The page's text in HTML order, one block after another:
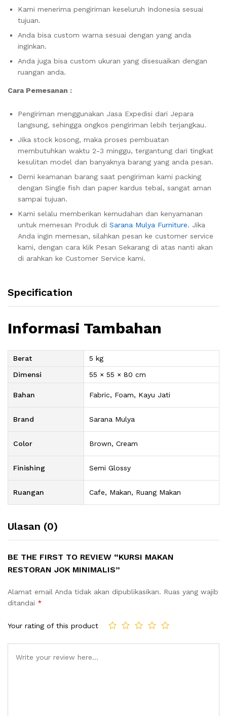
Kami menerima pengiriman keseluruh Indonesia sesuai
tujuan.
Anda bisa custom warna sesuai dengan yang anda
inginkan.
Anda juga bisa custom ukuran yang disesuaikan dengan
ruangan anda.
Cara Pemesanan :
Pengiriman menggunakan Jasa Expedisi dari Jepara
langsung, sehingga ongkos pengiriman lebih terjangkau.
Jika stock kosong, maka proses pembuatan
membutuhkan waktu 2-3 minggu, tergantung dari tingkat
kesulitan model dan banyaknya barang yang anda pesan.
Demi keamanan barang saat pengiriman kami packing
dengan Single fish dan paper kardus tebal, sangat aman
sampai tujuan.
Kami selalu memberikan kemudahan dan kenyamanan
untuk memesan Produk di Sarana Mulya Furniture. Jika
Anda ingin memesan, silahkan pesan ke customer service
kami, dengan cara klik Pesan Sekarang di atas nanti akan
di arahkan ke Customer Service kami.
Specification
Informasi Tambahan
Berat
5 kg
Dimensi
55 × 55 × 80 cm
Bahan Fabric, Foam, Kayu Jati
Brand Sarana Mulya
Color Brown, Cream
Finishing Semi Glossy
Ruangan Cafe, Makan, Ruang Makan
Ulasan (0)
BE THE FIRST TO REVIEW “KURSI MAKAN
RESTORAN JOK MINIMALIS”
Alamat email Anda tidak akan dipublikasikan. Ruas yang wajib
ditandai *
Your rating of this product